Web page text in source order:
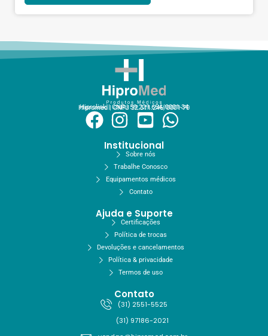
Hiprolink | CNPJ 59.229.654/0001-34
Hipromed | CNPJ 32.311.246/0001-70
Institucional
Sobre nós
Trabalhe Conosco
Equipamentos médicos
Contato
Ajuda e Suporte
Certificações
Política de trocas
Devoluções e cancelamentos
Política & privacidade
Termos de uso
Contato
(31) 2551-5525
(31) 97186-2021